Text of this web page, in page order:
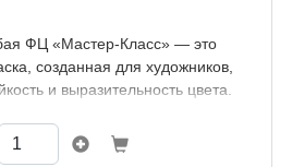
ФЦ «Мастер-Класс» — это
созданная для художников,
и выразительность цвета.